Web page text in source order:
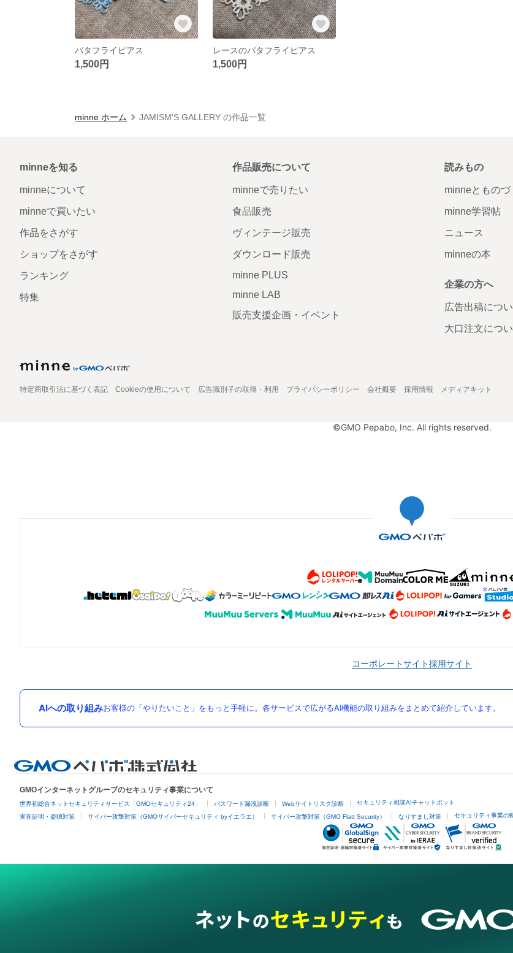
バタフライピアス
1,500円
レースのバタフライピアス
1,500円
minne ホーム JAMISM'S GALLERY の作品一覧
minneを知る
minneについて
minneで買いたい
作品をさがす
ショップをさがす
ランキング
特集
作品販売について
minneで売りたい
食品販売
ヴィンテージ販売
ダウンロード販売
minne PLUS
minne LAB
販売支援企画・イベント
読みもの
minneとものづ
minne学習帖
ニュース
minneの本
企業の方へ
広告出稿につ
大口注文につ
特定商取引法に基づく表記 Cookieの使用について 広告識別子の取得・利用 プライバシーポリシー 会社概要 採用情報 メディアキット
©GMO Pepabo, Inc. All rights reserved.
コーポレートサイト採用サイト
AIへの取り組みお客様の「やりたいこと」をもっと手軽に。各サービスで広がるAI機能の取り組みをまとめて紹介しています。
GMOインターネットグループのセキュリティ事業について
世界初総合ネットセキュリティサービス「GMOセキュリティ24」 パスワード漏洩診断 Webサイトリスク診断 セキュリティ相談AIチャットボット
実在証明・盗聴対策 サイバー攻撃対策（GMOサイバーセキュリティ byイエラエ） サイバー攻撃対策（GMO Flatt Security） なりすまし対策 セキュリティ事業の